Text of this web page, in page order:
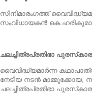
സിനിമാരംഗത്ത്
സംവിധായകന്‍
ചലച്ചിത്രപ്രതിഭാ
വൈവിദ്ധ്യമാര്‍ന്ന
നേടിയ നടന്‍ മാമ്മൂക്കോയ,
ചലച്ചിത്രപ്രതിഭാ